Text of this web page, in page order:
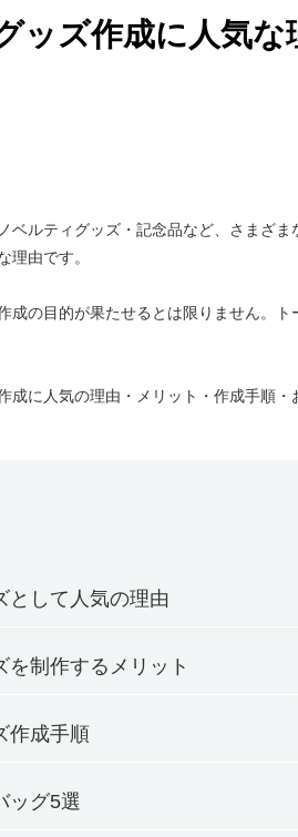
ッズ作成に人気
ベルティグッズ・記念品など、さまざ
理由です。
成の目的が果たせるとは限りません。
成に人気の理由・メリット・作成手順
として人気の理由
を制作するメリット
作成手順
ッグ5選